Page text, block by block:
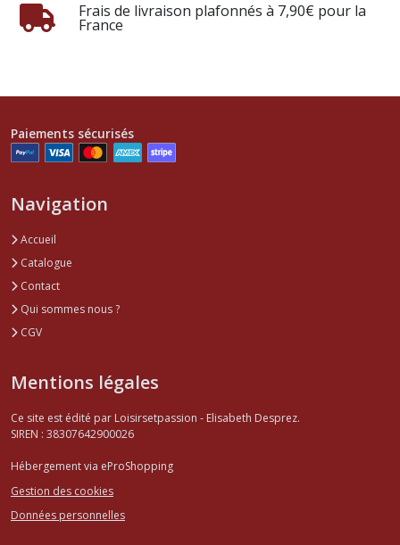
Frais de livraison plafonnés à 7,90€ pour la
France
Paiements sécurisés
Navigation
Accueil
Catalogue
Contact
Qui sommes nous ?
CGV
Mentions légales
Ce site est édité par Loisirsetpassion - Elisabeth Desprez.
SIREN : 38307642900026
Hébergement via eProShopping
Gestion des cookies
Données personnelles